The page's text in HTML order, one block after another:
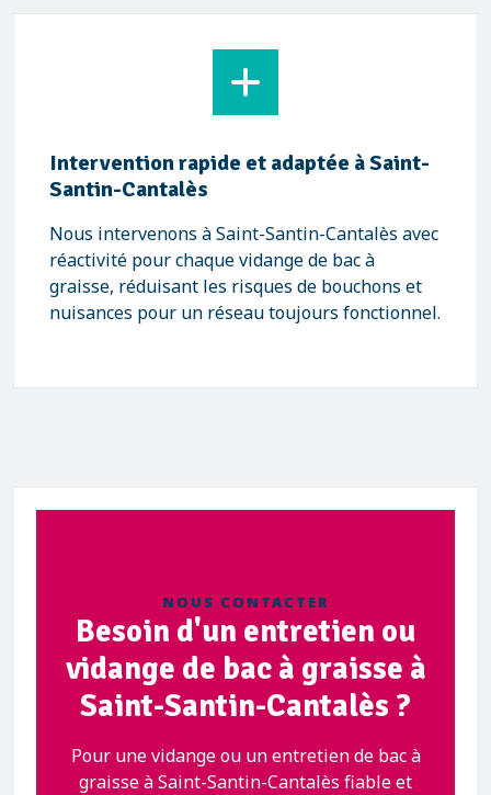
Intervention rapide et adaptée à Saint-
Santin-Cantalès
Nous intervenons à Saint-Santin-Cantalès avec
réactivité pour chaque vidange de bac à
graisse, réduisant les risques de bouchons et
nuisances pour un réseau toujours fonctionnel.
NOUS CONTACTER
Besoin d'un entretien ou
vidange de bac à graisse à
Saint-Santin-Cantalès ?
Pour une vidange ou un entretien de bac à
graisse à Saint-Santin-Cantalès fiable et